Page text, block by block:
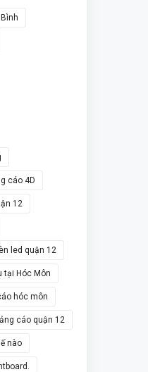
cáo 4D
12
led quận 12
tại Hóc Môn
hóc môn
cáo quận 12
nào